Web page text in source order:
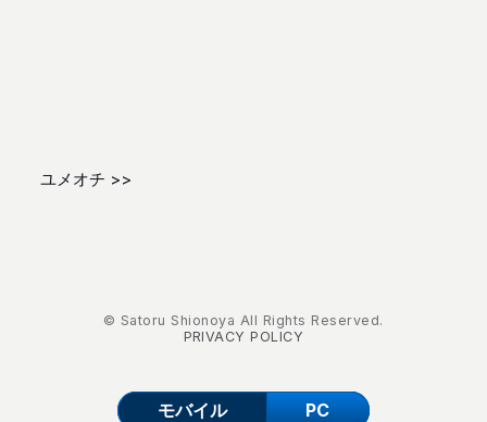
ユメオチ >>
© Satoru Shionoya All Rights Reserved.
PRIVACY POLICY
モバイル PC